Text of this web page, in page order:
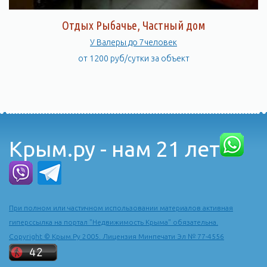
Отдых Рыбачье, Частный дом
У Валеры до 7человек
от 1200 руб/сутки за объект
Крым.ру - нам 21 лет
При полном или частичном использовании материалов активная
гиперссылка на портал "Недвижимость Крыма" обязательна.
Copyright © Крым.Ру 2005. Лицензия Минпечати Эл № 77-4556